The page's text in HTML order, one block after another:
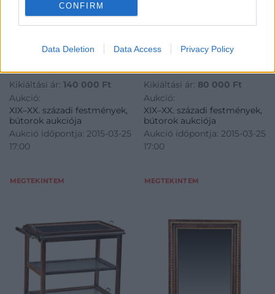
CONFIRM
Data Deletion Data Access Privacy Policy
625. tétel, Tükör
Kikiáltási ár: 140 000 Ft
Aukció:
XIX–XX. századi festmények,
bútorok aukciója
Aukció időpontja: 2015-03-25
17:00
MEGTEKINTEM
626. tétel:
626. tétel, Kártyaasztal
Kikiáltási ár: 80 000 Ft
Aukció:
XIX–XX. századi festmények,
bútorok aukciója
Aukció időpontja: 2015-03-25
17:00
MEGTEKINTEM